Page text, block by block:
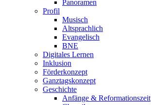
Panoramen
Profil
Musisch
Altsprachlich
Evangelisch
BNE
Digitales Lernen
Inklusion
Förderkonzept
Ganztagskonzept
Geschichte
Anfänge & Reformationszeit